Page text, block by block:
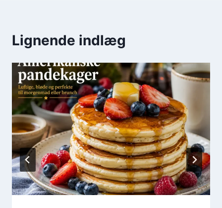
Lignende indlæg